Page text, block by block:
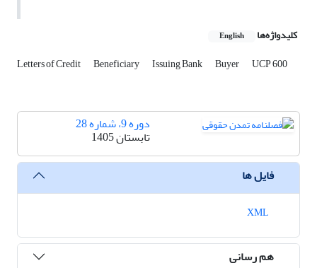
کلیدواژه‌ها English
Letters of Credit Beneficiary Issuing Bank Buyer UCP 600
دوره 9، شماره 28
تابستان 1405
فایل ها
هم رسانی